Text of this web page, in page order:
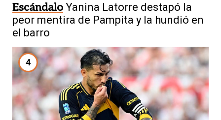
Escándalo Yanina Latorre destapó la
peor mentira de Pampita y la hundió en
el barro
4